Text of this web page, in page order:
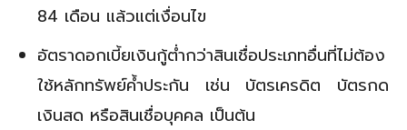
84 เดือน แล้วแต่เงื่อนไข
อัตราดอกเบี้ยเงินกู้ต่ำกว่าสินเชื่อประเภทอื่นที่ไม่ต้อง
ใช้หลักทรัพย์ค้ำประกัน เช่น บัตรเครดิต บัตรกด
เงินสด หรือสินเชื่อบุคคล เป็นต้น